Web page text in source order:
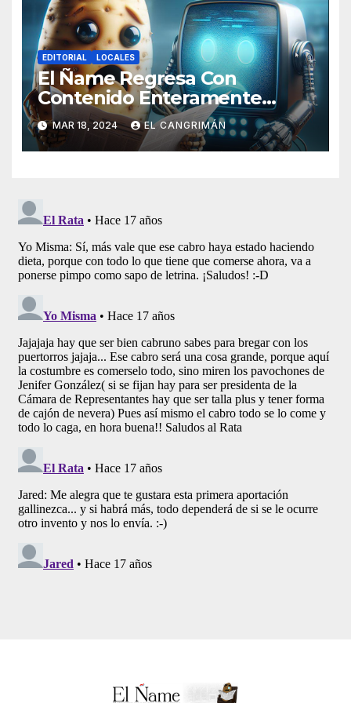
EDITORIAL LOCALES
El Ñame Regresa Con
Contenido Enteramente
Generado Por Inteligencia
Artificial
MAR 18, 2024 EL CANGRIMÁN